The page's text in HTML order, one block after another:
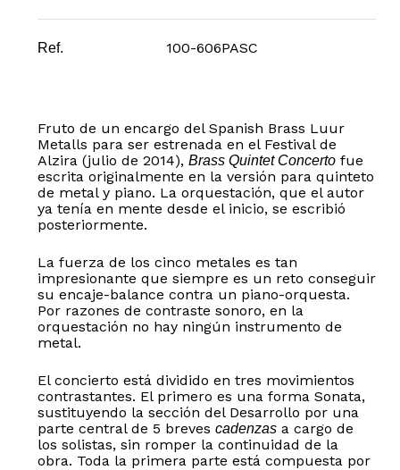
Ref. 100-606PASC
Fruto de un encargo del Spanish Brass Luur
Metalls para ser estrenada en el Festival de
Alzira (julio de 2014), Brass Quintet Concertofue
escrita originalmente en la versión para quinteto
de metal y piano. La orquestación, que el autor
ya tenía en mente desde el inicio, se escribió
posteriormente.
La fuerza de los cinco metales es tan
impresionante que siempre es un reto conseguir
su encaje-balance contra un piano-orquesta.
Por razones de contraste sonoro, en la
orquestación no hay ningún instrumento de
metal.
El concierto está dividido en tres movimientos
contrastantes. El primero es una forma Sonata,
sustituyendo la sección del Desarrollo por una
parte central de 5 breves cadenzasa cargo de
los solistas, sin romper la continuidad de la
obra. Toda la primera parte está compuesta por